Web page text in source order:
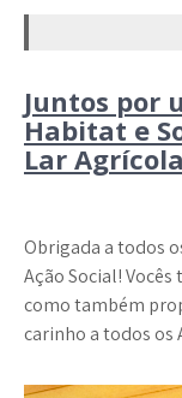
Juntos por
Habitat e
Lar Agrícola
Obrigada a todos
Ação Social!
como também
carinho a todos os